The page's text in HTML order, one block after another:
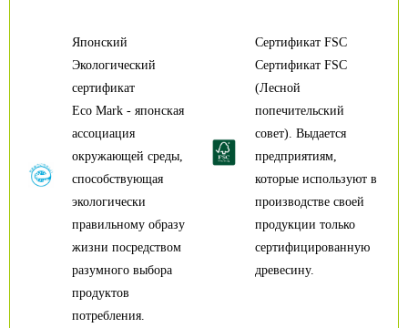
Сертификат FSC
Сертификат FSC
(Лесной
попечительский
совет). Выдается
предприятиям,
которые используют в
производстве своей
продукции только
сертифицированную
древесину.
Японский
Экологический
сертификат
Eco Mark - японская
ассоциация
окружающей среды,
способствующая
экологически
правильному образу
жизни посредством
разумного выбора
продуктов
потребления.